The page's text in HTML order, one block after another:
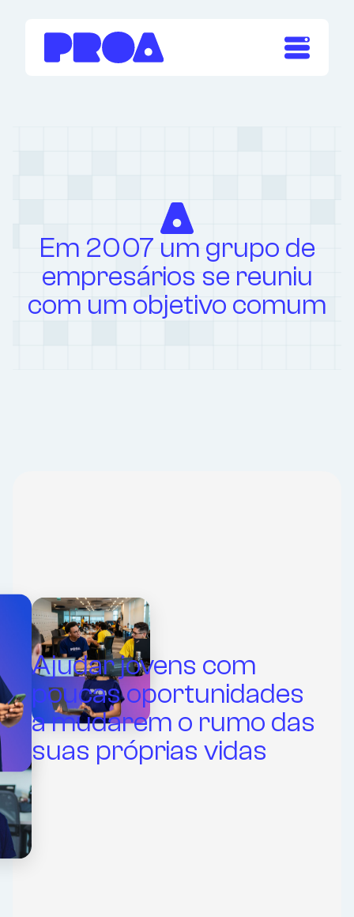
principal
Em 2007 um grupo de
empresários se reuniu
com um objetivo comum
Ajudar jovens com
poucas oportunidades
a mudarem o rumo das
suas próprias vidas